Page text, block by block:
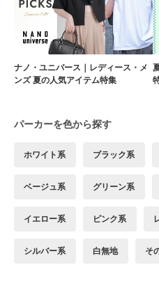
ナノ・ユニバース｜レディース・メ
ンズ 夏の人気アイテム特集
パーカーを色から探す
ホワイト系 ブラック系
ベージュ系 グリーン系
イエロー系 ピンク系
シルバー系 白無地 そ